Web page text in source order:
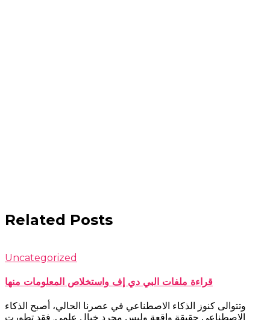
Related Posts
Uncategorized
قراءة ملفات البي دي إف واستخلاص المعلومات منها
وتتوالى كنوز الذكاء الاصطناعي في عصرنا الحالي، أصبح الذكاء
الاصطناعي حقيقة واقعة وليس مجرد خيال علمي. فقد تطورت